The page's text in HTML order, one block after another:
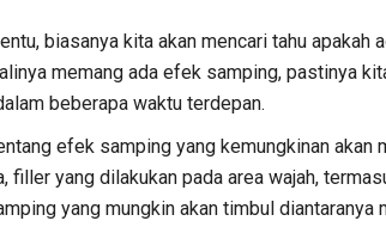
biasanya kita akan mencari tahu apakah
memang ada efek samping, pastinya
beberapa waktu terdepan.
efek samping yang kemungkinan akan
filler yang dilakukan pada area wajah,
yang mungkin akan timbul diantaranya